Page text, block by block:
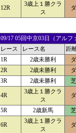
12R
3歳上１勝クラ
ス
09/17 05回中京03日（アル
レース
レース名 距
1R
2歳未勝利
2R
2歳未勝利
3R
2歳未勝利
4R
3歳上１勝クラ
ス
5R 2歳新馬
6R
3歳上１勝クラ
ス